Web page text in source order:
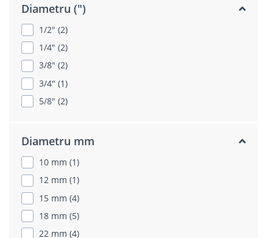
Diametru (")
1/2" (2)
1/4" (2)
3/8" (2)
3/4" (1)
5/8" (2)
Diametru mm
10 mm (1)
12 mm (1)
15 mm (4)
18 mm (5)
22 mm (4)